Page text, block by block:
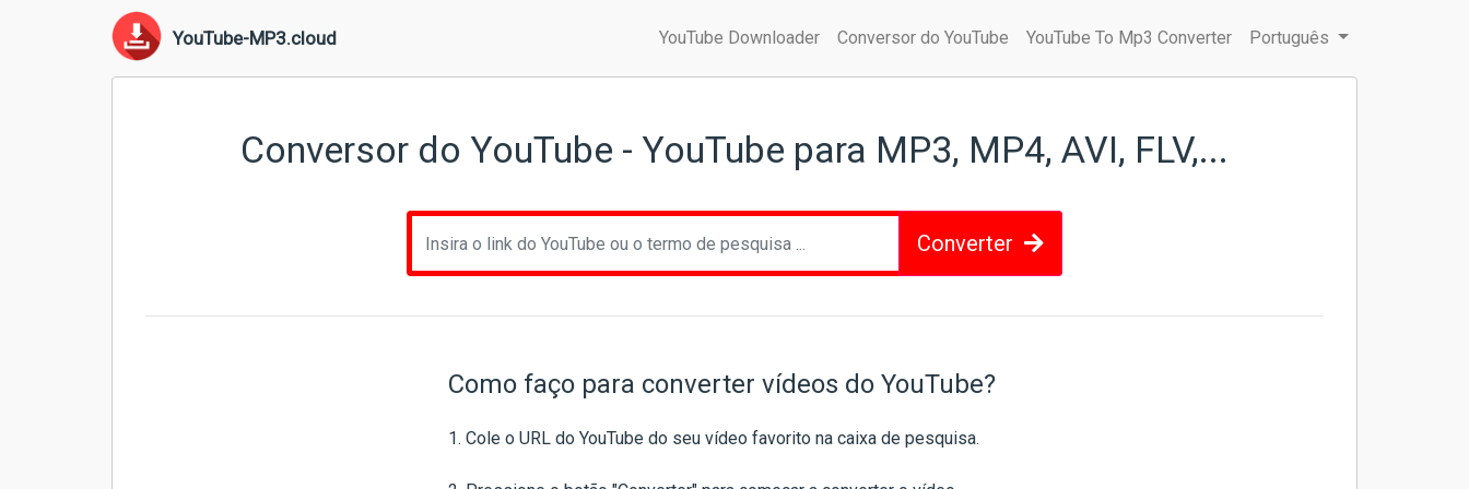
YouTube-MP3.cloud YouTube Downloader Conversor do YouTube YouTube To Mp3 Converter Português
Conversor do YouTube - YouTube para MP3, MP4, AVI, FLV,...
Converter
Como faço para converter vídeos do YouTube?
1. Cole o URL do YouTube do seu vídeo favorito na caixa de pesquisa.